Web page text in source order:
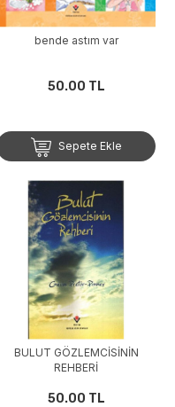
bende astım var
50.00 TL
Sepete Ekle
BULUT GÖZLEMCİSİNİN
REHBERİ
50.00 TL